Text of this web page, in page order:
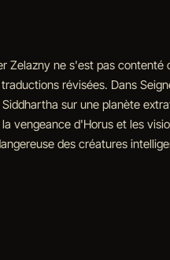
Zelazny ne s'est pas
révisées. Dans
sur une planète
vengeance d'Horus et les
des créatures